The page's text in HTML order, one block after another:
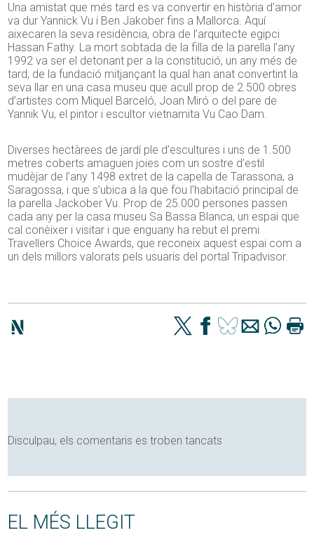
Una amistat que més tard es va convertir en història d’amor
va dur Yannick Vu i Ben Jakober fins a Mallorca. Aquí
aixecaren la seva residència, obra de l’arquitecte egipci
Hassan Fathy. La mort sobtada de la filla de la parella l’any
1992 va ser el detonant per a la constitució, un any més de
tard, de la fundació mitjançant la qual han anat convertint la
seva llar en una casa museu que acull prop de 2.500 obres
d’artistes com Miquel Barceló, Joan Miró o del pare de
Yannik Vu, el pintor i escultor vietnamita Vu Cao Dam.
Diverses hectàrees de jardí ple d’escultures i uns de 1.500
metres coberts amaguen joies com un sostre d’estil
mudèjar de l’any 1498 extret de la capella de Tarassona, a
Saragossa, i que s’ubica a la que fou l’habitació principal de
la parella Jackober Vu. Prop de 25.000 persones passen
cada any per la casa museu Sa Bassa Blanca, un espai que
cal conèixer i visitar i que enguany ha rebut el premi
Travellers Choice Awards, que reconeix aquest espai com a
un dels millors valorats pels usuaris del portal Tripadvisor.
Disculpau, els comentaris es troben tancats
EL MÉS LLEGIT